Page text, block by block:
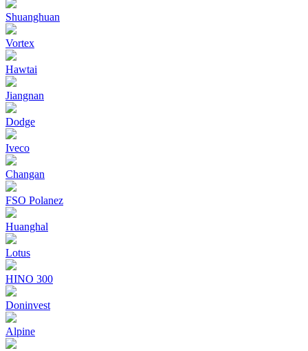
Shuanghuan
Vortex
Hawtai
Jiangnan
Dodge
Iveco
Changan
FSO Polanez
Huanghal
Lotus
HINO 300
Doninvest
Alpine